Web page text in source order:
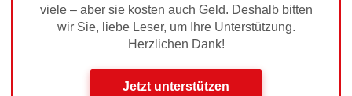
viele – aber sie kosten auch Geld. Deshalb bitten
wir Sie, liebe Leser, um Ihre Unterstützung.
Herzlichen Dank!
Jetzt unterstützen